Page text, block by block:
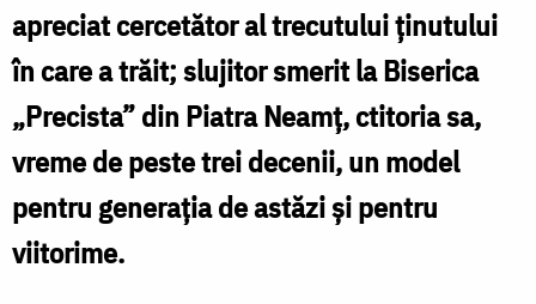
apreciat cercetător al trecutului ținutului
în care a trăit; slujitor smerit la Biserica
„Precista” din Piatra Neamț, ctitoria sa,
vreme de peste trei decenii, un model
pentru generația de astăzi și pentru
viitorime.